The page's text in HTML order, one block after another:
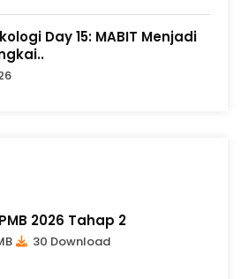
Day 15: MABIT Menjadi
2026 Tahap 2
30 Download